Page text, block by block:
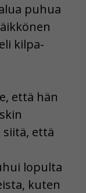
puhua
kilpa-
että hän
että
lopulta
kuten